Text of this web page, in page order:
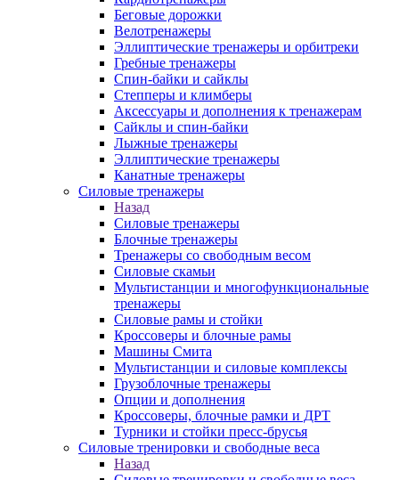
Беговые дорожки
Велотренажеры
Эллиптические тренажеры и орбитреки
Гребные тренажеры
Спин-байки и сайклы
Степперы и климберы
Аксессуары и дополнения к тренажерам
Сайклы и спин-байки
Лыжные тренажеры
Эллиптические тренажеры
Канатные тренажеры
Силовые тренажеры
Назад
Силовые тренажеры
Блочные тренажеры
Тренажеры со свободным весом
Силовые скамьи
Мультистанции и многофункциональные
тренажеры
Силовые рамы и стойки
Кроссоверы и блочные рамы
Машины Смита
Мультистанции и силовые комплексы
Грузоблочные тренажеры
Опции и дополнения
Кроссоверы, блочные рамки и ДРТ
Турники и стойки пресс-брусья
Силовые тренировки и свободные веса
Назад